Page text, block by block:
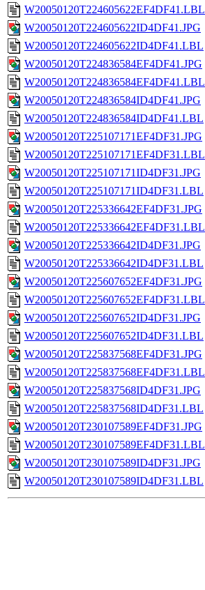
W20050120T224605622EF4DF41.LBL
W20050120T224605622ID4DF41.JPG
W20050120T224605622ID4DF41.LBL
W20050120T224836584EF4DF41.JPG
W20050120T224836584EF4DF41.LBL
W20050120T224836584ID4DF41.JPG
W20050120T224836584ID4DF41.LBL
W20050120T225107171EF4DF31.JPG
W20050120T225107171EF4DF31.LBL
W20050120T225107171ID4DF31.JPG
W20050120T225107171ID4DF31.LBL
W20050120T225336642EF4DF31.JPG
W20050120T225336642EF4DF31.LBL
W20050120T225336642ID4DF31.JPG
W20050120T225336642ID4DF31.LBL
W20050120T225607652EF4DF31.JPG
W20050120T225607652EF4DF31.LBL
W20050120T225607652ID4DF31.JPG
W20050120T225607652ID4DF31.LBL
W20050120T225837568EF4DF31.JPG
W20050120T225837568EF4DF31.LBL
W20050120T225837568ID4DF31.JPG
W20050120T225837568ID4DF31.LBL
W20050120T230107589EF4DF31.JPG
W20050120T230107589EF4DF31.LBL
W20050120T230107589ID4DF31.JPG
W20050120T230107589ID4DF31.LBL